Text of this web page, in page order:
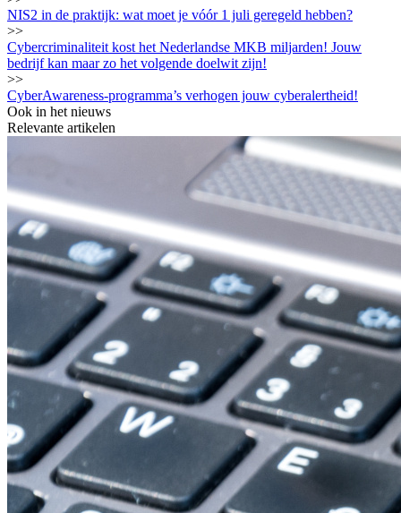
NIS2 in de praktijk: wat moet je vóór 1 juli geregeld hebben?
>>
Cybercriminaliteit kost het Nederlandse MKB miljarden! Jouw
bedrijf kan maar zo het volgende doelwit zijn!
>>
CyberAwareness-programma’s verhogen jouw cyberalertheid!
Ook in het nieuws
Relevante artikelen